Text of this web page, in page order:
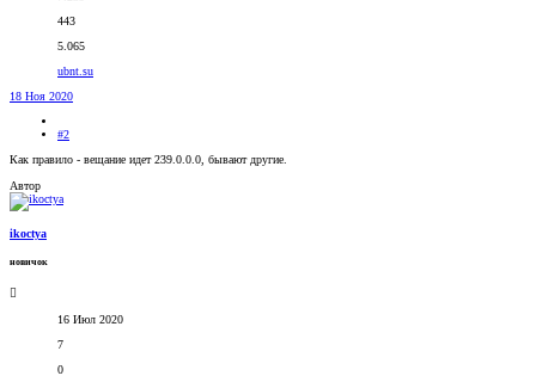
443
5.065
ubnt.su
18 Ноя 2020
#2
Как правило - вещание идет 239.0.0.0, бывают другие.
Автор
ikoctya
новичок
16 Июл 2020
7
0